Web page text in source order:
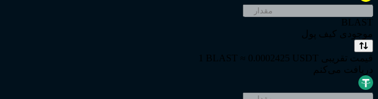
BLAST
موجودی کیف پول
قیمت تقریبی 1 BLAST ≈ 0.0002425 USDT
دریافت می‌کنم